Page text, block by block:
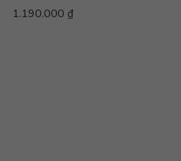
1.190.000 ₫